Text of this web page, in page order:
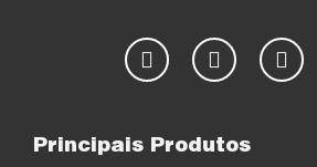
Principais Produtos